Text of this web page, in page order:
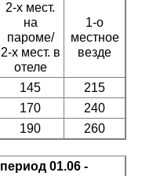
2-х мест.
на
пароме/
2-х мест. в
отеле
1-о
местное
везде
145
215
170
240
190 260
01.06 -